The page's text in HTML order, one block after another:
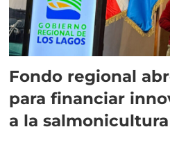
Fondo regional
para financiar
a la salmonicultura